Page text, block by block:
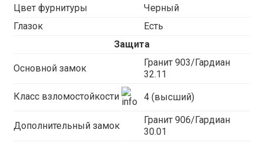
Цвет фурнитуры
Черный
Глазок
Есть
Защита
Основной замок
Гранит 903/Гардиан
32.11
Класс взломостойкости 4 (высший)
Дополнительный замок
Гранит 906/Гардиан
30.01